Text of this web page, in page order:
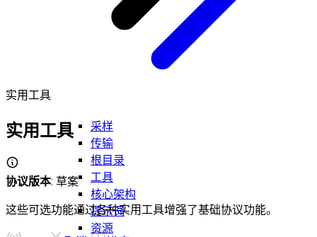
采样
传输
根目录
工具
核心架构
提示词
资源
实用工具
实用工具
协议版本: 草案
这些可选功能通过各种实用工具增强了基础协议功能。